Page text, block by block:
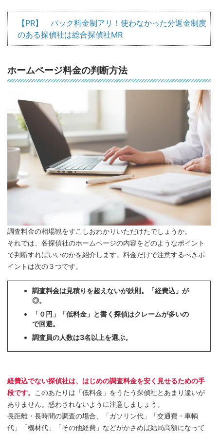
【PR】 パック料金制アリ！使わなかった分返金制度
のある探偵社は総合探偵社MR
ホームページ料金の判断方法
調査料金の相場観をすこしおわかりいただけたでしょうか。
それでは、各探偵社のホームページの内容をどのようなポイント
で判断すればいいのかを紹介します。料金だけで注意するべきポ
イントは次の３つです。
調査料金は見積りを超えないが鉄則。「経費込」が
◎。
「０円」「低料金」と書く探偵はクレームが多いの
で回避。
調査員の人数は3名以上を選ぶ。
経費込でない探偵社は、はじめの調査料金を安く見せるための手
段です。
このあたりは「低料金」をうたう探偵社とあまり違いが
ありません。惑わされないように注意しましょう。
長距離・長時間の調査の場合、「ガソリン代」「交通費・車輌
代」「機材代」「その他経費」などがかさめば結局高額になって